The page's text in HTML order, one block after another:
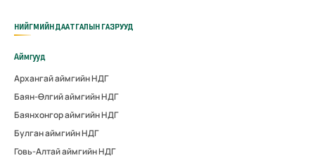
НИЙГМИЙН ДААТГАЛЫН ГАЗРУУД
Аймгууд
Архангай аймгийн НДГ
Баян-Өлгий аймгийн НДГ
Баянхонгор аймгийн НДГ
Булган аймгийн НДГ
Говь-Алтай аймгийн НДГ